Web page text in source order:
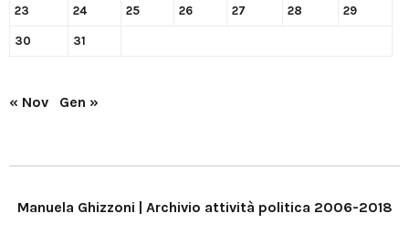
23 24 25 26 27 28 29
30 31
« Nov Gen »
Manuela Ghizzoni | Archivio attività politica 2006-2018